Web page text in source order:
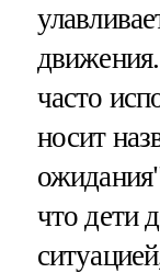
часто
носит
что дети